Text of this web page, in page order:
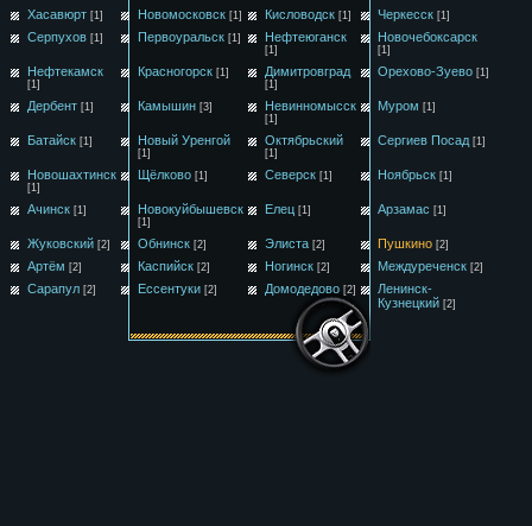
Хасавюрт [1] Новомосковск [1] Кисловодск [1] Черкесск [1]
Серпухов [1] Первоуральск [1] Нефтеюганск
[1]
Новочебоксарск
[1]
Нефтекамск
[1]
Красногорск [1] Димитровград
[1]
Орехово-Зуево [1]
Дербент [1] Камышин [3] Невинномысск
[1]
Муром [1]
Батайск [1] Новый Уренгой
[1]
Октябрьский
[1]
Сергиев Посад [1]
Новошахтинск
[1]
Щёлково [1] Северск [1] Ноябрьск [1]
Ачинск [1] Новокуйбышевск
[1]
Елец [1] Арзамас [1]
Жуковский [2] Обнинск [2] Элиста [2] Пушкино [2]
Артём [2] Каспийск [2] Ногинск [2] Междуреченск [2]
Сарапул [2] Ессентуки [2] Домодедово [2]
Ленинск-
Кузнецкий [2]